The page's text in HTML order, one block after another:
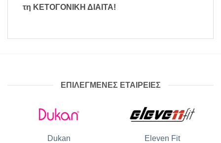
τη ΚΕΤΟΓΟΝΙΚΗ ΔΙΑΙΤΑ!
ΕΠΙΛΕΓΜΕΝΕΣ ΕΤΑΙΡΕΙΕΣ
Dukan Eleven Fit